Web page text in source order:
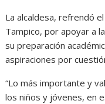
La alcaldesa, refrendó
Tampico, por apoyar a
su preparación
aspiraciones por
“Lo más importante y
los niños y jóvenes, en